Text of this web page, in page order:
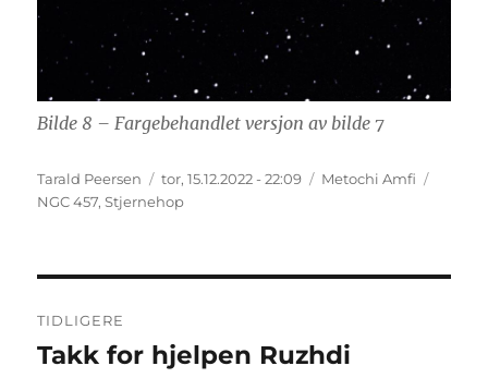
Bilde 8 – Fargebehandlet versjon av bilde 7
Forfatter
Tarald Peersen Publisert
tor, 15.12.2022 - 22:09 Kategorier
Metochi Amfi
NGC 457,Stjernehop
TIDLIGERE
Forrige
Takk for hjelpen Ruzhdi